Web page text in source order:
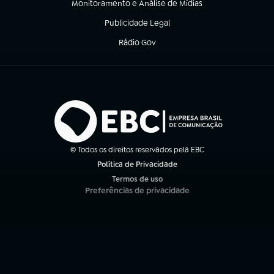
Monitoramento e Análise de Mídias
(abre em nova aba)
Publicidade Legal
(abre em nova aba)
Rádio Gov
(abre em nova aba)
© Todos os direitos reservados pela EBC
Política de Privacidade
Termos de uso
(abre em nova aba)
Preferências de privacidade